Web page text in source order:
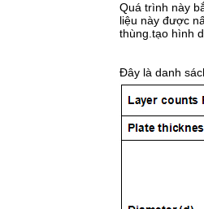
Quá trình này
liệu này được
thùng.tạo hình
Đây là danh